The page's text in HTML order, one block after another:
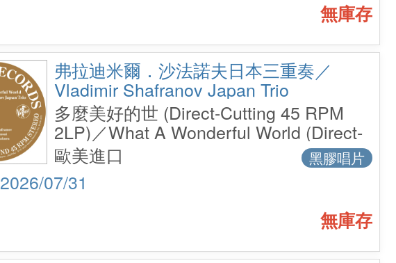
無庫存
弗拉迪米爾．沙法諾夫日本三重奏／
Vladimir Shafranov Japan Trio
多麼美好的世 (Direct-Cutting 45 RPM
2LP)／What A Wonderful World (Direct-
Cutting 45 RPM 2LP)
2026/07/31
黑膠唱片
歐美進口
無庫存